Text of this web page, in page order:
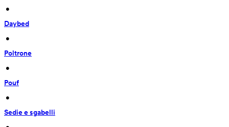
•
Daybed
•
Poltrone
•
Pouf
•
Sedie e sgabelli